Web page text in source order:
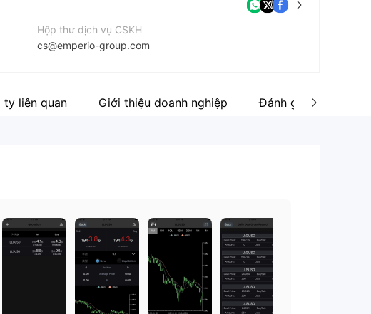
Hộp thư dịch vụ CSKH
cs@emperio-group.com
Trang web của công ty
ty liên quan Giới thiệu doanh nghiệp Đánh giá